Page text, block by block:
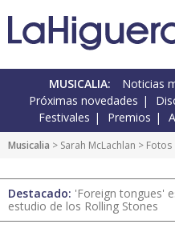
MUSICALIA: Noticias
Próximas novedades
Festivales
Premios
Musicalia > Sarah McLachlan > Fotos
Destacado: 'Foreign tongues'
estudio de los Rolling Stones